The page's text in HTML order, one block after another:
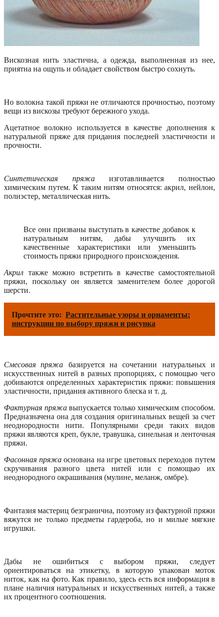
Вискозная нить эластична, а одежда, выполненная из нее,
приятна на ощупь и обладает свойством быстро сохнуть.
Но волокна такой пряжи не отличаются прочностью, поэтому
вещи из вискозы требуют бережного ухода.
Ацетатное волокно используется в качестве дополнения к
натуральной пряже для придания последней эластичности и
прочности.
Синтетическая пряжаизготавливается полностью
химическим путем. К таким нитям относятся: акрил, нейлон,
полиэстер, металлическая нить.
Все они призваны выступать в качестве добавок к
натуральным нитям, дабы улучшить их
качественные характеристики или уменьшить
стоимость пряжи природного происхождения.
Акрил также можно встретить в качестве самостоятельной
пряжи, поскольку он является заменителем более дорогой
шерсти.
Прочтите это: Растительные узоры и орнаменты:
инструкции по выбору пряжи и рисунка
Смесовая пряжа базируется на сочетании натуральных и
искусственных нитей в разных пропорциях, с помощью чего
добиваются определенных характеристик пряжи: повышения
эластичности, придания активного блеска и т. д.
Фактурная пряжавыпускается только химическим способом.
Предназначена она для создания оригинальных вещей за счет
неоднородности нити. Популярными среди таких видов
пряжи являются креп, букле, травушка, синельная и ленточная
пряжи.
Фасонная пряжаоснована на игре цветовых переходов путем
скручивания разного цвета нитей или с помощью их
неоднородного окрашивания (мулине, меланж, омбре).
Фантазия мастериц безгранична, поэтому из фактурной пряжи
вяжутся не только предметы гардероба, но и милые мягкие
игрушки.
Дабы не ошибиться с выбором пряжи, следует
ориентироваться на этикетку, в которую упакован моток
ниток, как на фото. Как правило, здесь есть вся информация в
плане наличия натуральных и искусственных нитей, а также
их процентного соотношения.